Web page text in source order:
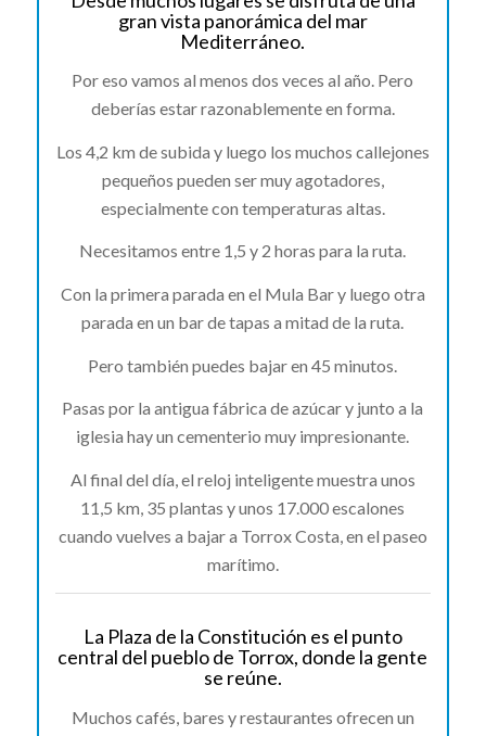
gran vista panorámica del mar
Mediterráneo.
Por eso vamos al menos dos veces al año. Pero
deberías estar razonablemente en forma.
Los 4,2 km de subida y luego los muchos callejones
pequeños pueden ser muy agotadores,
especialmente con temperaturas altas.
Necesitamos entre 1,5 y 2 horas para la ruta.
Con la primera parada en el Mula Bar y luego otra
parada en un bar de tapas a mitad de la ruta.
Pero también puedes bajar en 45 minutos.
Pasas por la antigua fábrica de azúcar y junto a la
iglesia hay un cementerio muy impresionante.
Al final del día, el reloj inteligente muestra unos
11,5 km, 35 plantas y unos 17.000 escalones
cuando vuelves a bajar a Torrox Costa, en el paseo
marítimo.
La Plaza de la Constitución es el punto
central del pueblo de Torrox, donde la gente
se reúne.
Muchos cafés, bares y restaurantes ofrecen un